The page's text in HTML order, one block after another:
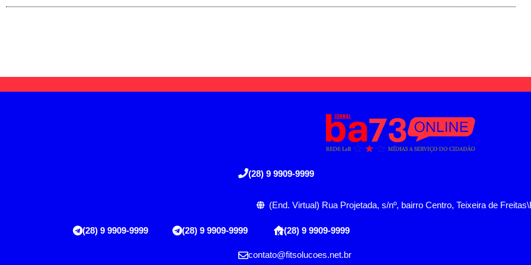
(28) 9 9909-9999
(End. Virtual) Rua Projetada, s/nº, bairro Centro, Teixeira de
(28) 9 9909-9999 (28) 9 9909-9999 (28) 9 9909-9999
contato@fitsolucoes.net.br